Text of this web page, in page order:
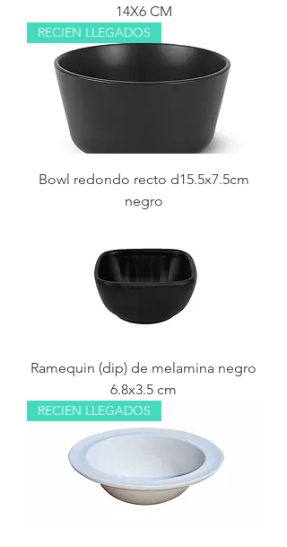
14X6 CM
RECIEN LLEGADOS
Bowl redondo recto d15.5x7.5cm
negro
Ramequin (dip) de melamina negro
6.8x3.5 cm
RECIEN LLEGADOS